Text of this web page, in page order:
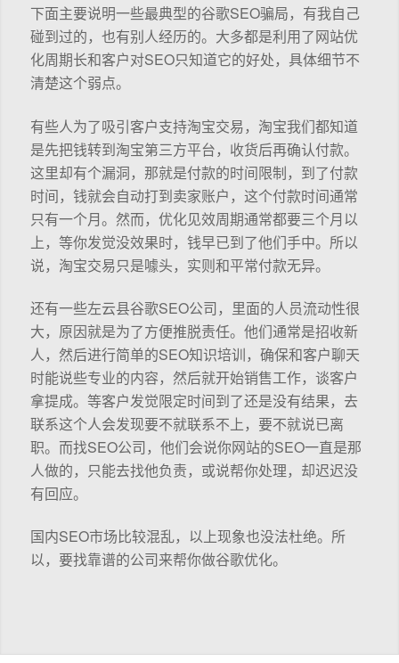
下面主要说明一些最典型的谷歌SEO骗局，有我自己
碰到过的，也有别人经历的。大多都是利用了网站优
化周期长和客户对SEO只知道它的好处，具体细节不
清楚这个弱点。
有些人为了吸引客户支持淘宝交易，淘宝我们都知道
是先把钱转到淘宝第三方平台，收货后再确认付款。
这里却有个漏洞，那就是付款的时间限制，到了付款
时间，钱就会自动打到卖家账户，这个付款时间通常
只有一个月。然而，优化见效周期通常都要三个月以
上，等你发觉没效果时，钱早已到了他们手中。所以
说，淘宝交易只是噱头，实则和平常付款无异。
还有一些左云县谷歌SEO公司，里面的人员流动性很
大，原因就是为了方便推脱责任。他们通常是招收新
人，然后进行简单的SEO知识培训，确保和客户聊天
时能说些专业的内容，然后就开始销售工作，谈客户
拿提成。等客户发觉限定时间到了还是没有结果，去
联系这个人会发现要不就联系不上，要不就说已离
职。而找SEO公司，他们会说你网站的SEO一直是那
人做的，只能去找他负责，或说帮你处理，却迟迟没
有回应。
国内SEO市场比较混乱，以上现象也没法杜绝。所
以，要找靠谱的公司来帮你做谷歌优化。